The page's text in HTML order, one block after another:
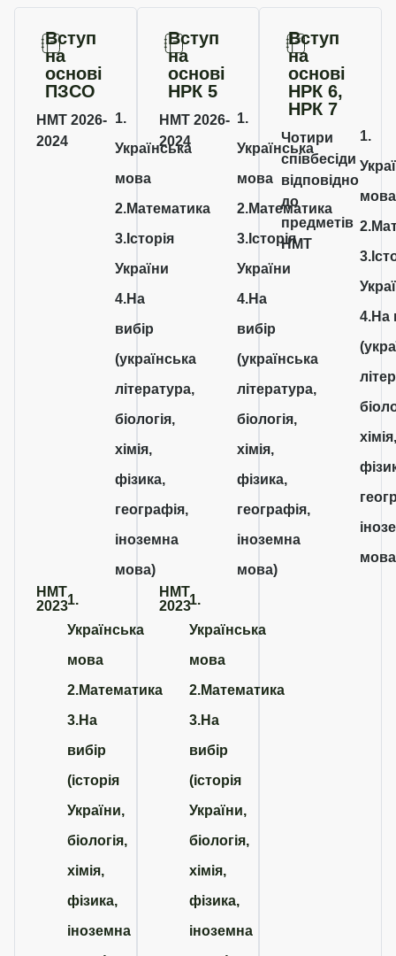
Вступ
на
основі
ПЗСО
НМТ 2026-
2024
1.
Українська
мова
2.Математика
3.Історія
України
4.На
вибір
(українська
література,
біологія,
хімія,
фізика,
географія,
іноземна
мова)
НМТ
20231.
Українська
мова
2.Математика
3.На
вибір
(історія
України,
біологія,
хімія,
фізика,
іноземна
Вступ
на
основі
НРК 5
НМТ 2026-
2024
1.
Українська
мова
2.Математика
3.Історія
України
4.На
вибір
(українська
література,
біологія,
хімія,
фізика,
географія,
іноземна
мова)
НМТ
20231.
Українська
мова
2.Математика
3.На
вибір
(історія
України,
біологія,
хімія,
фізика,
іноземна
Вступ
на
основі
НРК 6,
НРК 7
Чотири
співбесіди
відповідно
до
предметів
НМТ
1.
мова
4.На